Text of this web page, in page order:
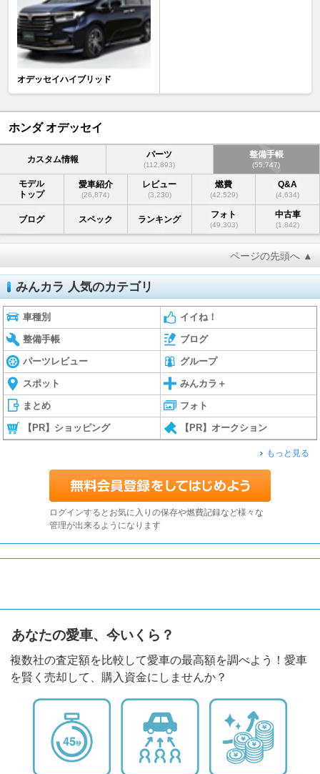
オデッセイハイブリッド
ホンダ オデッセイ
カスタム情報 パーツ
(112,893)
整備手帳
(55,747)
モデル
トップ
愛車紹介
(26,874)
レビュー
(3,230)
燃費
(42,529)
Q&A
(4,634)
ブログ スペック ランキング フォト
(49,303)
中古車
(1,842)
ページの先頭へ ▲
みんカラ 人気のカテゴリ
車種別 イイね！
整備手帳 ブログ
パーツレビュー グループ
スポット みんカラ＋
まとめ フォト
【PR】ショッピング 【PR】オークション
もっと見る
ログインするとお気に入りの保存や燃費記録など様々な
管理が出来るようになります
あなたの愛車、今いくら？
複数社の査定額を比較して愛車の最高額を調べよう！愛車
を賢く売却して、購入資金にしませんか？